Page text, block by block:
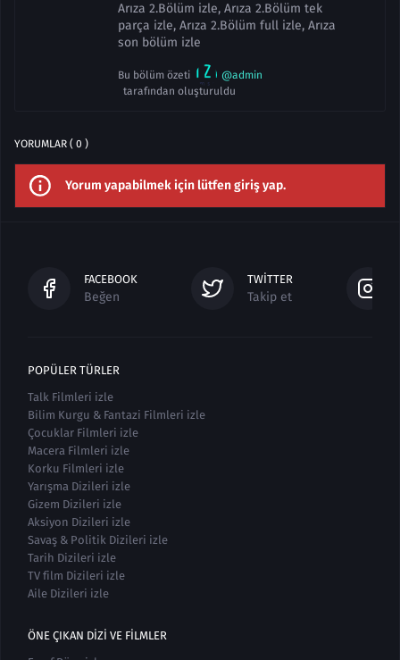
Arıza 2.Bölüm izle, Arıza 2.Bölüm tek
parça izle, Arıza 2.Bölüm full izle, Arıza
son bölüm izle
Bu bölüm özeti
@admin
tarafından oluşturuldu
YORUMLAR ( 0 )
Yorum yapabilmek için lütfen giriş yap.
FACEBOOK
Beğen
TWITTER
Takip et
POPÜLER TÜRLER
Talk Filmleri izle
Bilim Kurgu & Fantazi Filmleri izle
Çocuklar Filmleri izle
Macera Filmleri izle
Korku Filmleri izle
Yarışma Dizileri izle
Gizem Dizileri izle
Aksiyon Dizileri izle
Savaş & Politik Dizileri izle
Tarih Dizileri izle
TV film Dizileri izle
Aile Dizileri izle
ÖNE ÇIKAN DIZI VE FILMLER